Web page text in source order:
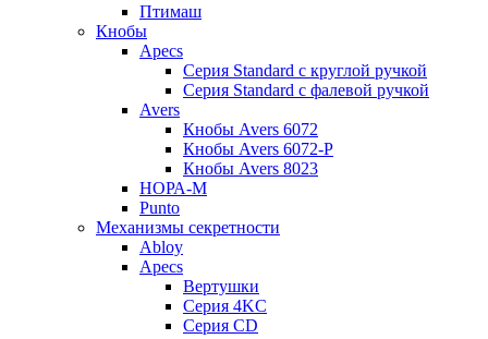
Птимаш
Кнобы
Apecs
Серия Standard с круглой ручкой
Серия Standard с фалевой ручкой
Avers
Кнобы Avers 6072
Кнобы Avers 6072-P
Кнобы Avers 8023
НОРА-М
Punto
Механизмы секретности
Abloy
Apecs
Вертушки
Серия 4KC
Серия CD